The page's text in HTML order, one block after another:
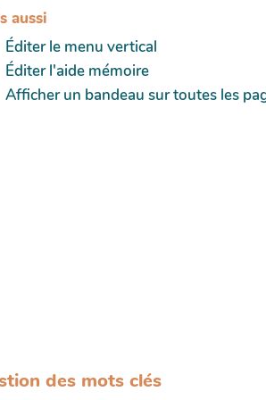
aussi
Éditer le menu vertical
Éditer l'aide mémoire
Afficher un bandeau sur toutes les
des mots clés